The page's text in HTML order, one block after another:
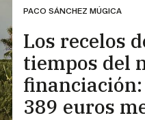
PACO SÁNCHEZ MÚGICA
Los recelos
tiempos del
389 euros